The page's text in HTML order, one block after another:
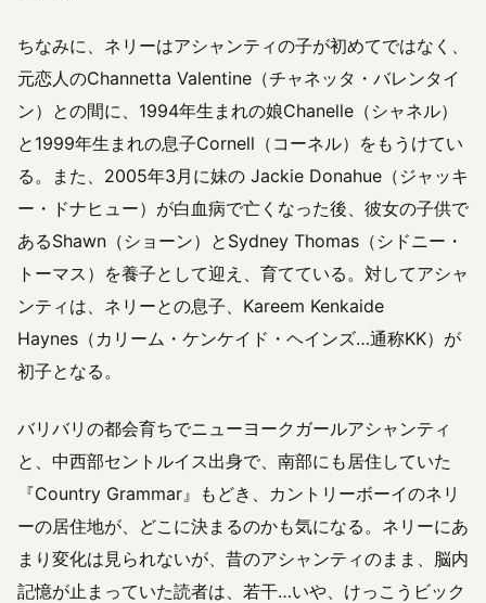
ちなみに、ネリーはアシャンティの子が初めてではなく、
元恋人のChannetta Valentine（チャネッタ・バレンタイ
ン）との間に、1994年生まれの娘Chanelle（シャネル）
と1999年生まれの息子Cornell（コーネル）をもうけてい
る。また、2005年3月に妹の Jackie Donahue（ジャッキ
ー・ドナヒュー）が白血病で亡くなった後、彼女の子供で
あるShawn（ショーン）とSydney Thomas（シドニー・
トーマス）を養子として迎え、育てている。対してアシャ
ンティは、ネリーとの息子、Kareem Kenkaide
Haynes（カリーム・ケンケイド・ヘインズ…通称KK）が
初子となる。
バリバリの都会育ちでニューヨークガールアシャンティ
と、中西部セントルイス出身で、南部にも居住していた
『Country Grammar』もどき、カントリーボーイのネリ
ーの居住地が、どこに決まるのかも気になる。ネリーにあ
まり変化は見られないが、昔のアシャンティのまま、脳内
記憶が止まっていた読者は、若干…いや、けっこうビック